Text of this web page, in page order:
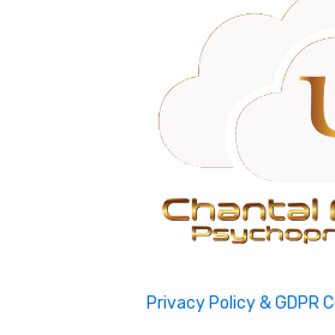
Privacy Policy & GDPR